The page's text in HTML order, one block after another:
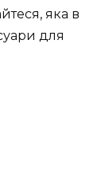
яка в
для